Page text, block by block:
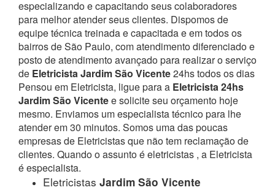
especializando e capacitando seus colaboradores
para melhor atender seus clientes. Dispomos de
equipe técnica treinada e capacitada e em todos os
bairros de São Paulo, com atendimento diferenciado e
posto de atendimento avançado para realizar o serviço
de Eletricista Jardim São Vicente24hs todos os dias
Pensou em Eletricista, ligue para a Eletricista 24hs
Jardim São Vicentee solicite seu orçamento hoje
mesmo. Enviamos um especialista técnico para lhe
atender em 30 minutos. Somos uma das poucas
empresas de Eletricistas que não tem reclamação de
clientes. Quando o assunto é eletricistas , a Eletricista
é especialista.
Eletricistas Jardim São Vicente